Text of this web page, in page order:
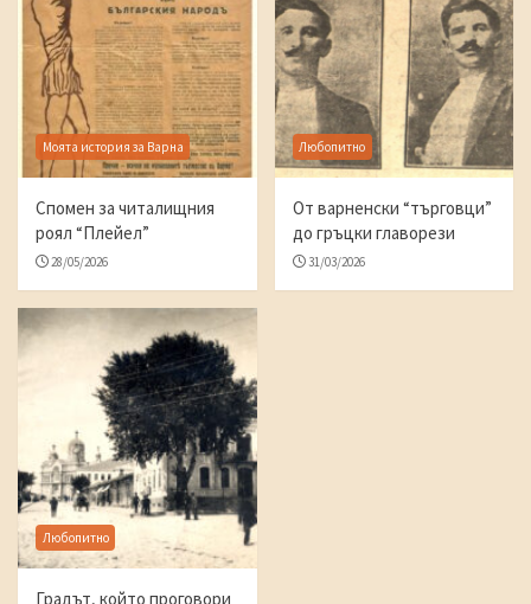
Моята история за Варна
Спомен за читалищния
роял “Плейел”
28/05/2026
Любопитно
От варненски “търговци”
до гръцки главорези
31/03/2026
Любопитно
Градът, който проговори